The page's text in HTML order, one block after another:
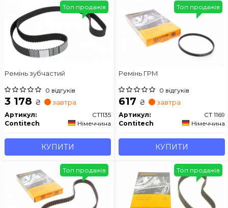
Ремінь зубчастий
0 відгуків
3 178 ₴ завтра
Артикул:
CT1135
Contitech
Німеччина
КУПИТИ
Топ продажів
Ремінь ГРМ
0 відгуків
617 ₴ завтра
Артикул:
CT 1169
Contitech
Німеччина
КУПИТИ
Топ продажів
Топ продажів Топ продажів